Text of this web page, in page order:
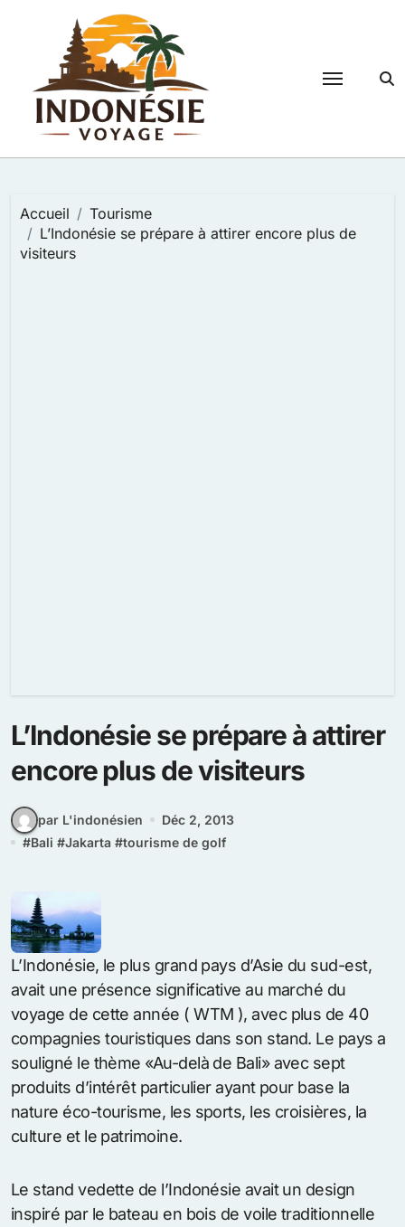
Accueil
Tourisme
L’Indonésie se prépare à attirer encore plus de
visiteurs
L’Indonésie se prépare à attirer
encore plus de visiteurs
par L'indonésien
Déc 2, 2013
#Bali #Jakarta #tourisme de golf
L’Indonésie, le plus grand pays d’Asie du sud-est,
avait une présence significative au marché du
voyage de cette année ( WTM ), avec plus de 40
compagnies touristiques dans son stand. Le pays a
souligné le thème «Au-delà de Bali» avec sept
produits d’intérêt particulier ayant pour base la
nature éco-tourisme, les sports, les croisières, la
culture et le patrimoine.
Le stand vedette de l’Indonésie avait un design
inspiré par le bateau en bois de voile traditionnelle